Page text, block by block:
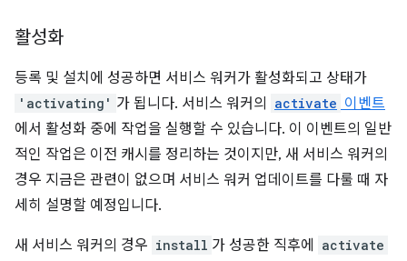
활성화
등록 및 설치에 성공하면 서비스 워커가 활성화되고 상태가
'activating' 가 됩니다. 서비스 워커의 activate 이벤트
에서 활성화 중에 작업을 실행할 수 있습니다. 이 이벤트의 일반
적인 작업은 이전 캐시를 정리하는 것이지만, 새 서비스 워커의
경우 지금은 관련이 없으며 서비스 워커 업데이트를 다룰 때 자
세히 설명할 예정입니다.
새 서비스 워커의 경우 install 가 성공한 직후에 activate